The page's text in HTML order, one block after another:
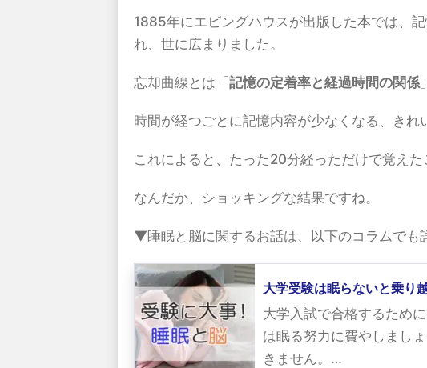
1885年にエビングハウスが出版した本では、
れ、世に広まりました。
忘却曲線とは「 記憶の定着率と経過時間の関係
時間が経つごとに記憶内容が少なくなる、きれ
これによると、たった20分経っただけで覚え
なんだか、ショッキングな結果ですね。
▼睡眠と脳に関するお話は、以下のコラムでも
大学受験は眠らないと乗り
大学入試で合格するため
は眠る努力に費やしまし
きません。…